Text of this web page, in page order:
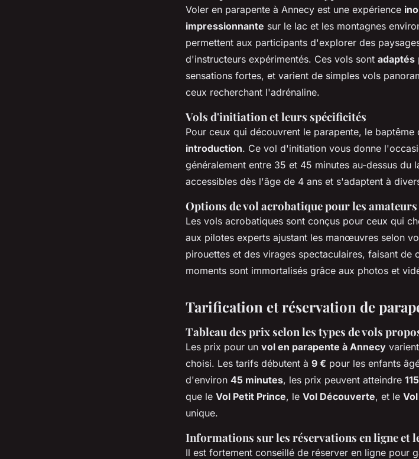
Voler en parapente à Annecy est une expérience
impressionnante sur le lac et les montagnes
permettent aux participants d'explorer des
d'instructeurs expérimentés. Ces vols sont adaptés
sensations fortes, et varient de simples vols
ceux recherchant l'adrénaline.
Vols d'initiation et leurs spécificités
Pour ceux qui découvrent le parapente, le
introduction. Ce vol d'initiation vous donne
généralement entre 35 et 45 minutes au-dessus du
accessibles dès l'âge de 4 ans et s'adaptent à
Options de vol acrobatique pour les
Les vols acrobatiques sont conçus pour ceux qui
aux pilotes experts ajustant les manœuvres selon
pirouettes et des virages spectaculaires, faisant de
moments sont immortalisés grâce aux photos et
Tarification et réservation de
Tableau des prix selon les types de vols
Les prix pour un vol en parapente à Annecy
choisi. Les tarifs débutent à 9 € pour les enfants
d'environ 45 minutes, les prix peuvent atteindre
que le Vol Petit Prince, le Vol Découverte, et le
unique.
Informations sur les réservations en ligne et
Il est fortement conseillé de réserver en ligne pour